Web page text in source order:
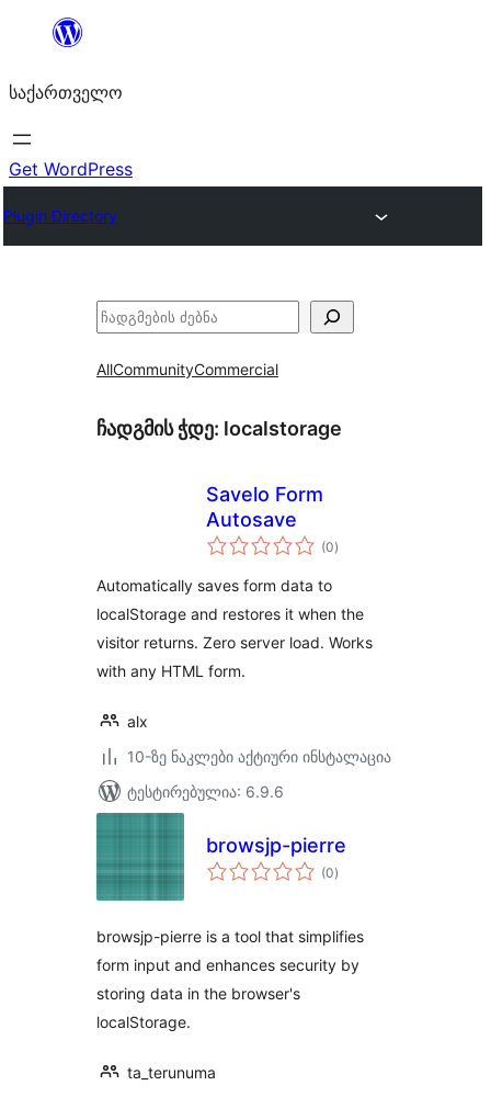
შიგთავსზე
საქართველო
Get WordPress
Plugin Directory
ძებნა
AllCommunityCommercial
ჩადგმის ჭდე: localstorage
Savelo Form
Autosave
(0საერთო
რეიტინგი
)
Automatically saves form data to
localStorage and restores it when the
visitor returns. Zero server load. Works
with any HTML form.
alx
10-ზე ნაკლები აქტიური ინსტალაცია
ტესტირებულია: 6.9.6
browsjp-pierre
(0საერთო
რეიტინგი
)
browsjp-pierre is a tool that simplifies
form input and enhances security by
storing data in the browser's
localStorage.
ta_terunuma